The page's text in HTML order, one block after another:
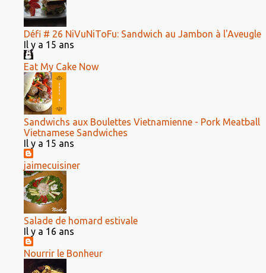
Défi # 26 NiVuNiToFu: Sandwich au Jambon à l'Aveugle
Il y a 15 ans
Eat My Cake Now
Sandwichs aux Boulettes Vietnamienne - Pork Meatball
Vietnamese Sandwiches
Il y a 15 ans
jaimecuisiner
Salade de homard estivale
Il y a 16 ans
Nourrir le Bonheur